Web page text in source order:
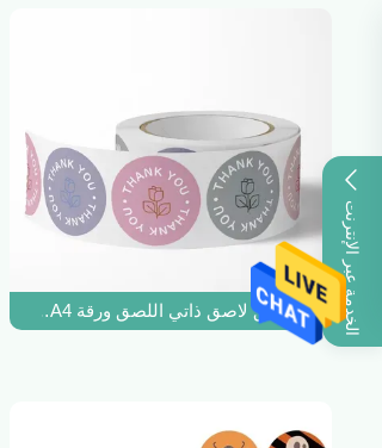
الخدمة عبر الإنترنت ملصق لاصق ذاتي اللصق ورقة A4 قالب A3 ورق كرافت لامعة مستديرة الشحن